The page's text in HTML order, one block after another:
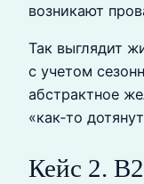
возникают
Так выглядит
с учетом
абстрактное
«как‑то
Кейc 2.